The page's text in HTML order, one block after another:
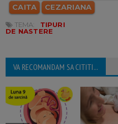
CAITA CEZARIANA
TEMA:
TIPURI
DE NASTERE
VA RECOMANDAM SA CITITI...